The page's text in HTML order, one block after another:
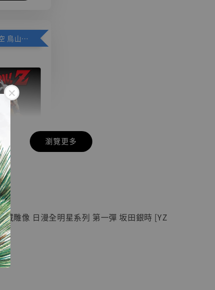
加購優惠【悟空 鳥山明紀念款 [奇蹟工作室]】
】七龍珠
像 悟空
款 [奇蹟
- +
車
瀏覽更多
藏雕像 日漫全明星系列 第一彈 坂田銀時 [YZ